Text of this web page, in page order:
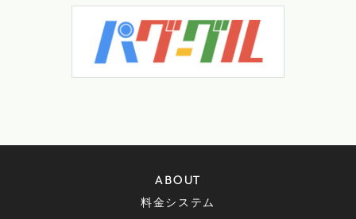
ABOUT
料金システム